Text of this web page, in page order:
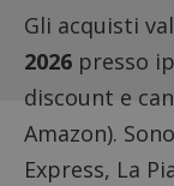
Gli acquisti
2026 presso
discount e
Amazon).
Express, La